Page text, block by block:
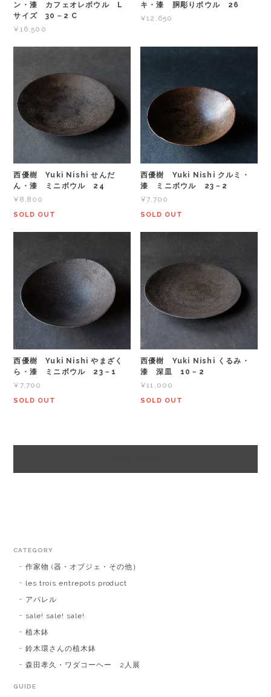
ン・漆 カフェオレボウル L
サイズ 30－2 C
¥16,500
キ・漆 胴彫りボウル 26
¥12,650
西優樹 Yuki Nishi せんだ
ん・漆 ミニボウル 24
¥8,800
SOLD OUT
西優樹 Yuki Nishi クルミ・
漆 ミニボウル 23－2
¥7,700
SOLD OUT
西優樹 Yuki Nishi やまざく
ら・漆 ミニボウル 23－1
¥7,700
SOLD OUT
西優樹 Yuki Nishi くるみ・
漆 深皿 10－2
¥11,000
SOLD OUT
CATEGORY
作家物 (器・オブジェ・その他）
les trois entrepots product
アパレル
sale! sale! sale!
植木鉢
鈴木環さんの植木鉢
森田孝久・ワダコーヘー 2人展
GUIDE